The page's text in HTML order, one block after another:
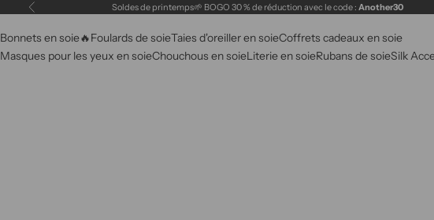
Précédent Soldes de printemps🌱 BOGO 30 % de réduction avec le code : Another30
Bonnets en soie🔥Foulards de soieTaies d'oreiller en soieCoffrets cadeaux en soie
Masques pour les yeux en soieChouchous en soieLiterie en soieRubans de soieSilk